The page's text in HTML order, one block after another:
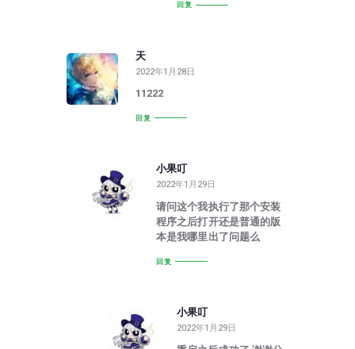
回复
天
2022年1月28日
11222
回复
小果叮
2022年1月29日
请问这个我执行了那个安装
程序之后打开还是普通的版
本是我哪里出了问题么
回复
小果叮
2022年1月29日